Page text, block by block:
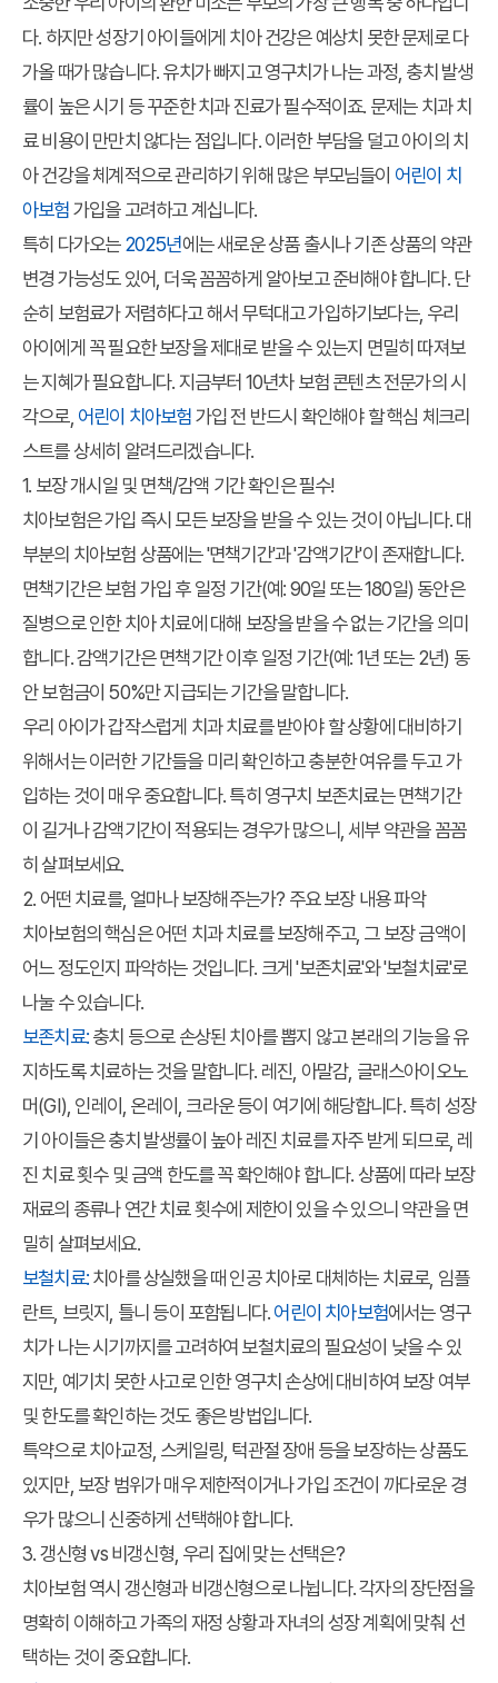
다. 하지만 성장기 아이들에게 치아 건강은 예상치 못한 문제로 다
가올 때가 많습니다. 유치가 빠지고 영구치가 나는 과정, 충치 발생
률이 높은 시기 등 꾸준한 치과 진료가 필수적이죠. 문제는 치과 치
료 비용이 만만치 않다는 점입니다. 이러한 부담을 덜고 아이의 치
아 건강을 체계적으로 관리하기 위해 많은 부모님들이 어린이 치
아보험가입을 고려하고 계십니다.
특히 다가오는2025년에는 새로운 상품 출시나 기존 상품의 약관
변경 가능성도 있어, 더욱 꼼꼼하게 알아보고 준비해야 합니다. 단
순히 보험료가 저렴하다고 해서 무턱대고 가입하기보다는, 우리
아이에게 꼭 필요한 보장을 제대로 받을 수 있는지 면밀히 따져보
는 지혜가 필요합니다. 지금부터 10년차 보험 콘텐츠 전문가의 시
각으로, 어린이 치아보험가입 전 반드시 확인해야 할 핵심 체크리
스트를 상세히 알려드리겠습니다.
1. 보장 개시일 및 면책/감액 기간 확인은 필수!
치아보험은 가입 즉시 모든 보장을 받을 수 있는 것이 아닙니다. 대
부분의 치아보험 상품에는 '면책기간'과 '감액기간'이 존재합니다.
면책기간은 보험 가입 후 일정 기간(예: 90일 또는 180일) 동안은
질병으로 인한 치아 치료에 대해 보장을 받을 수 없는 기간을 의미
합니다. 감액기간은 면책기간 이후 일정 기간(예: 1년 또는 2년) 동
안 보험금이 50%만 지급되는 기간을 말합니다.
우리 아이가 갑작스럽게 치과 치료를 받아야 할 상황에 대비하기
위해서는 이러한 기간들을 미리 확인하고 충분한 여유를 두고 가
입하는 것이 매우 중요합니다. 특히 영구치 보존치료는 면책기간
이 길거나 감액기간이 적용되는 경우가 많으니, 세부 약관을 꼼꼼
히 살펴보세요.
2. 어떤 치료를, 얼마나 보장해주는가? 주요 보장 내용 파악
치아보험의 핵심은 어떤 치과 치료를 보장해주고, 그 보장 금액이
어느 정도인지 파악하는 것입니다. 크게 '보존치료'와 '보철치료'로
나눌 수 있습니다.
보존치료:충치 등으로 손상된 치아를 뽑지 않고 본래의 기능을 유
지하도록 치료하는 것을 말합니다. 레진, 아말감, 글래스아이오노
머(GI), 인레이, 온레이, 크라운 등이 여기에 해당합니다. 특히 성장
기 아이들은 충치 발생률이 높아 레진 치료를 자주 받게 되므로, 레
진 치료 횟수 및 금액 한도를 꼭 확인해야 합니다. 상품에 따라 보장
재료의 종류나 연간 치료 횟수에 제한이 있을 수 있으니 약관을 면
밀히 살펴보세요.
보철치료:치아를 상실했을 때 인공 치아로 대체하는 치료로, 임플
란트, 브릿지, 틀니 등이 포함됩니다.어린이 치아보험에서는 영구
치가 나는 시기까지를 고려하여 보철치료의 필요성이 낮을 수 있
지만, 예기치 못한 사고로 인한 영구치 손상에 대비하여 보장 여부
및 한도를 확인하는 것도 좋은 방법입니다.
특약으로 치아교정, 스케일링, 턱관절 장애 등을 보장하는 상품도
있지만, 보장 범위가 매우 제한적이거나 가입 조건이 까다로운 경
우가 많으니 신중하게 선택해야 합니다.
3. 갱신형 vs 비갱신형, 우리 집에 맞는 선택은?
치아보험 역시 갱신형과 비갱신형으로 나뉩니다. 각자의 장단점을
명확히 이해하고 가족의 재정 상황과 자녀의 성장 계획에 맞춰 선
택하는 것이 중요합니다.